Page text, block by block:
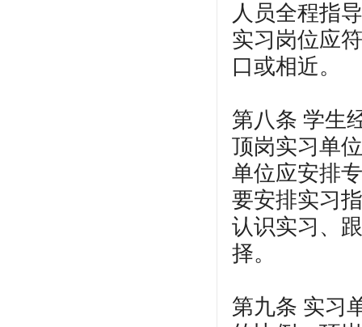
人员全程指
实习岗位应
口或相近。
第八条 学生
顶岗实习单
单位应安排
要安排实习
认识实习、
择。
第九条 实习